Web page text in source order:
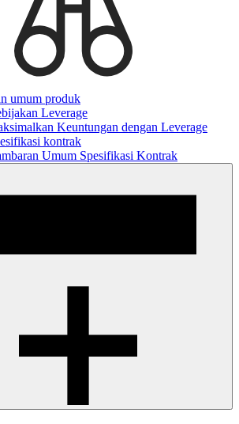
umum produk
Leverage
Keuntungan dengan Leverage
kontrak
Umum Spesifikasi Kontrak